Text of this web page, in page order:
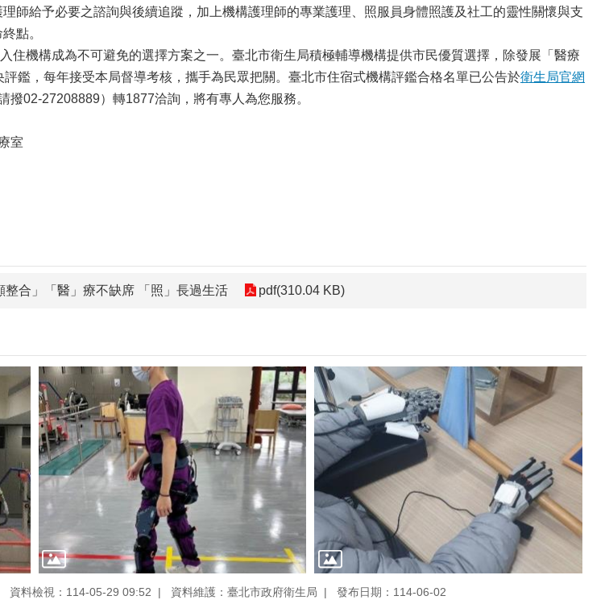
師給予必要之諮詢與後續追蹤，加上機構護理師的專業護理、照服員身體照護及社工的靈性關懷與支
點。
機構成為不可避免的選擇方案之一。臺北市衛生局積極輔導機構提供市民優質選擇，除發展「醫療
鑑，每年接受本局督導考核，攜手為民眾把關。臺北市住宿式機構評鑑合格名單已公告於衛生局官網
撥02-27208889）轉1877洽詢，將有專人為您服務。
室
合」「醫」療不缺席 「照」長過生活 pdf(310.04 KB)
資料檢視：114-05-29 09:52 資料維護：臺北市政府衛生局 發布日期：114-06-02